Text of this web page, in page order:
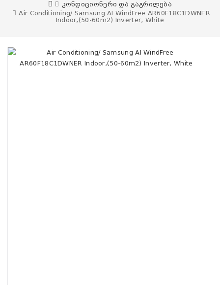
კონდიციონერი და გაგრილება
Air Conditioning/ Samsung AI WindFree AR60F18C1DWNER
Indoor,(50-60m2) Inverter, White